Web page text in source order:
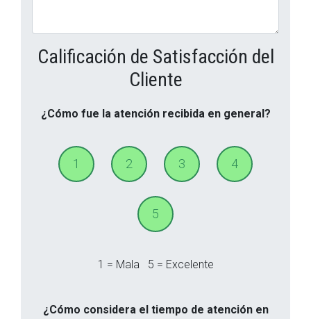
Calificación de Satisfacción del
Cliente
¿Cómo fue la atención recibida en general?
1 2 3 4
5
1 = Mala 5 = Excelente
¿Cómo considera el tiempo de atención en